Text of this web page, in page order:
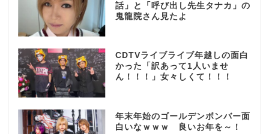
話」と「呼び出し先生タナカ」の
鬼龍院さん見たよ
CDTVライブライブ年越しの面白
かった「訳あって1人いませ
ん！！！」女々しくて！！！
年末年始のゴールデンボンバー面
白いなｗｗｗ 良いお年を～！